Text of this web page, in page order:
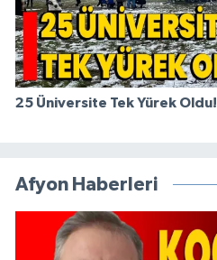
25 Üniversite Tek Yürek Oldu!
Afyon Haberleri